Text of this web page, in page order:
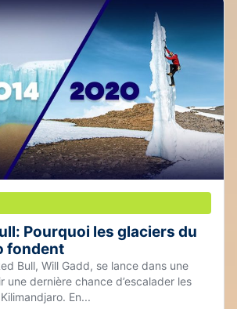
Pourquoi les glaciers du
fondent
Bull, Will Gadd, se lance dans une
une dernière chance d’escalader les
En...